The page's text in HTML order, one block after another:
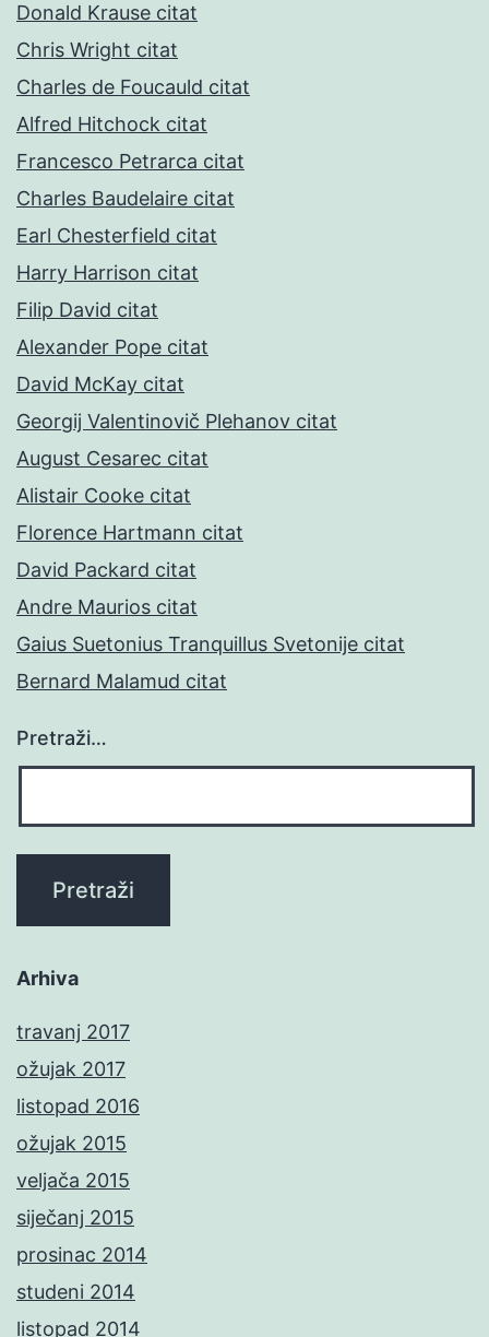
Donald Krause citat
Chris Wright citat
Charles de Foucauld citat
Alfred Hitchock citat
Francesco Petrarca citat
Charles Baudelaire citat
Earl Chesterfield citat
Harry Harrison citat
Filip David citat
Alexander Pope citat
David McKay citat
Georgij Valentinovič Plehanov citat
August Cesarec citat
Alistair Cooke citat
Florence Hartmann citat
David Packard citat
Andre Maurios citat
Gaius Suetonius Tranquillus Svetonije citat
Bernard Malamud citat
Pretraži…
Arhiva
travanj 2017
ožujak 2017
listopad 2016
ožujak 2015
veljača 2015
siječanj 2015
prosinac 2014
studeni 2014
listopad 2014